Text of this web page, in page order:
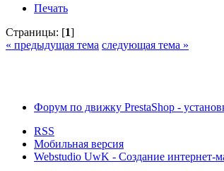
Печать
Страницы: [1]
« предыдущая тема следующая тема »
Форум по движку PrestaShop -
RSS
Мобильная версия
Webstudio UwK - Создание интернет-